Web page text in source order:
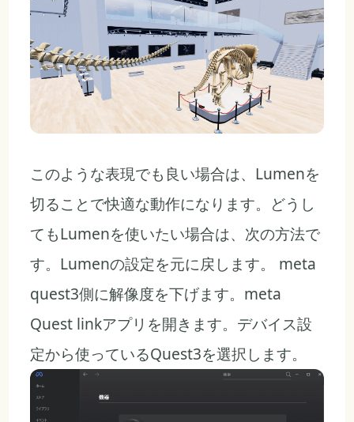
このような表現でも良い場合は、Lumenを
切ることで快適な動作になります。どうし
てもLumenを使いたい場合は、次の方法で
す。Lumenの設定を元に戻します。 meta
quest3側に解像度を下げます。meta
Quest linkアプリを開きます。デバイス設
定から使っているQuest3を選択します。